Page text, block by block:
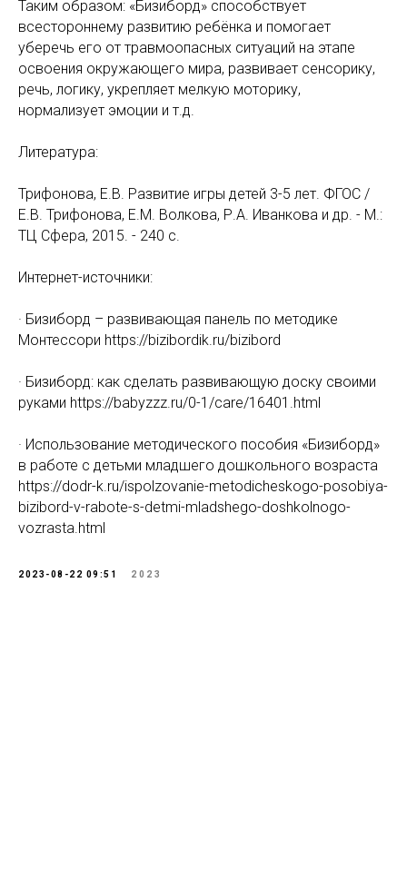
Таким образом: «Бизиборд» способствует
всестороннему развитию ребёнка и помогает
уберечь его от травмоопасных ситуаций на этапе
освоения окружающего мира, развивает сенсорику,
речь, логику, укрепляет мелкую моторику,
нормализует эмоции и т.д.
Литература:
Трифонова, Е.В. Развитие игры детей 3-5 лет. ФГОС /
Е.В. Трифонова, Е.М. Волкова, Р.А. Иванкова и др. - М.:
ТЦ Сфера, 2015. - 240 c.
Интернет-источники:
· Бизиборд – развивающая панель по методике
Монтессори https://bizibordik.ru/bizibord
· Бизиборд: как сделать развивающую доску своими
руками https://babyzzz.ru/0-1/care/16401.html
· Использование методического пособия «Бизиборд»
в работе с детьми младшего дошкольного возраста
https://dodr-k.ru/ispolzovanie-metodicheskogo-posobiya-
bizibord-v-rabote-s-detmi-mladshego-doshkolnogo-
vozrasta.html
2023-08-22 09:51 2023